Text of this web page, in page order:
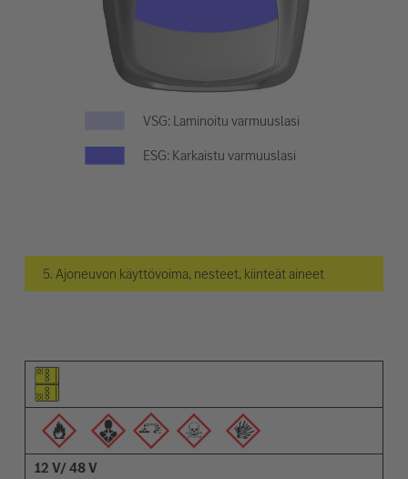
VSG: Laminoitu varmuuslasi
ESG: Karkaistu varmuuslasi
5. Ajoneuvon käyttövoima, nesteet, kiinteät aineet
Elementin kuvamerkki
Varoitusten kuvamerkit
Nimi
12 V/ 48 V